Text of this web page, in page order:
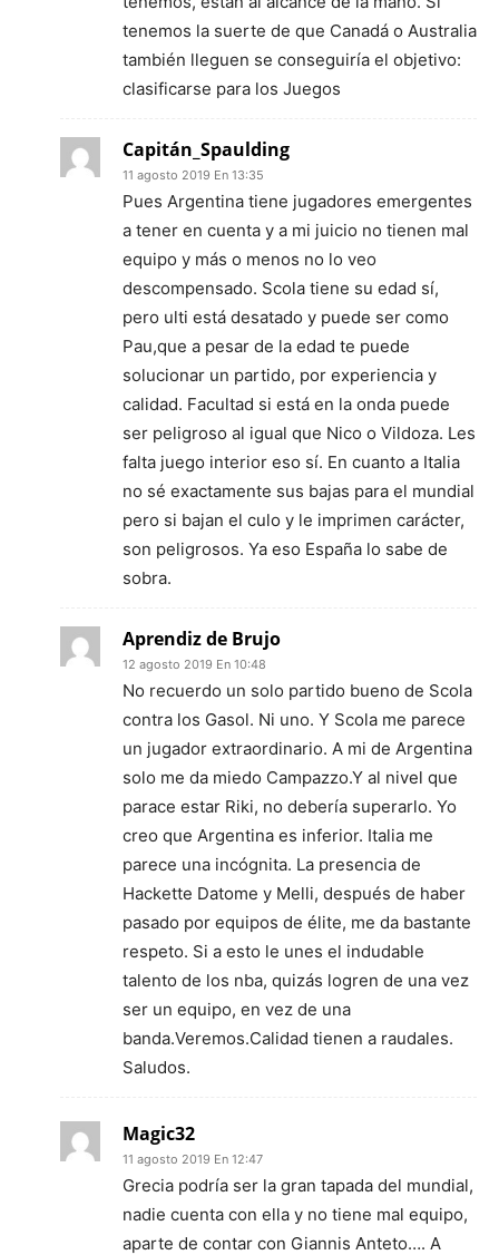
tenemos la suerte de que Canadá o Australia
también lleguen se conseguiría el objetivo:
clasificarse para los Juegos
Capitán_Spaulding
11 agosto 2019 En 13:35
Pues Argentina tiene jugadores emergentes
a tener en cuenta y a mi juicio no tienen mal
equipo y más o menos no lo veo
descompensado. Scola tiene su edad sí,
pero ulti está desatado y puede ser como
Pau,que a pesar de la edad te puede
solucionar un partido, por experiencia y
calidad. Facultad si está en la onda puede
ser peligroso al igual que Nico o Vildoza. Les
falta juego interior eso sí. En cuanto a Italia
no sé exactamente sus bajas para el mundial
pero si bajan el culo y le imprimen carácter,
son peligrosos. Ya eso España lo sabe de
sobra.
Aprendiz de Brujo
12 agosto 2019 En 10:48
No recuerdo un solo partido bueno de Scola
contra los Gasol. Ni uno. Y Scola me parece
un jugador extraordinario. A mi de Argentina
solo me da miedo Campazzo.Y al nivel que
parace estar Riki, no debería superarlo. Yo
creo que Argentina es inferior. Italia me
parece una incógnita. La presencia de
Hackette Datome y Melli, después de haber
pasado por equipos de élite, me da bastante
respeto. Si a esto le unes el indudable
talento de los nba, quizás logren de una vez
ser un equipo, en vez de una
banda.Veremos.Calidad tienen a raudales.
Saludos.
Magic32
11 agosto 2019 En 12:47
Grecia podría ser la gran tapada del mundial,
nadie cuenta con ella y no tiene mal equipo,
aparte de contar con Giannis Anteto…. A